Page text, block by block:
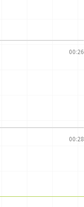
00:26
00:28